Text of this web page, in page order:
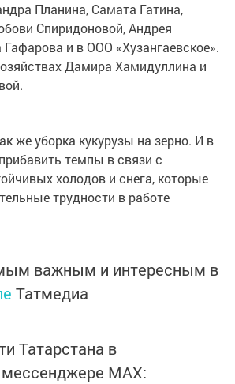
Планина, Самата Гатина,
Спиридоновой, Андрея
и в ООО «Хузангаевское».
Дамира Хамидуллина и
же уборка кукурузы на зерно. И в
темпы в связи с
холодов и снега, которые
трудности в работе
важным и интересным в
Татмедиа
Татарстана в
MАХ: